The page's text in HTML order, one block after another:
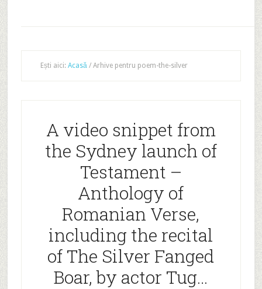
Ești aici: Acasă /Arhive pentru poem-the-silver
A video snippet from
the Sydney launch of
Testament –
Anthology of
Romanian Verse,
including the recital
of The Silver Fanged
Boar, by actor Tug…